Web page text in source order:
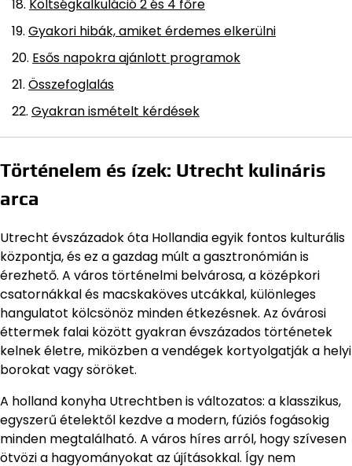
Költségkalkuláció 2 és 4 főre
Gyakori hibák, amiket érdemes elkerülni
Esős napokra ajánlott programok
Összefoglalás
Gyakran ismételt kérdések
Történelem és ízek: Utrecht kulináris
arca
Utrecht évszázadok óta Hollandia egyik fontos kulturális
központja, és ez a gazdag múlt a gasztronómián is
érezhető. A város történelmi belvárosa, a középkori
csatornákkal és macskaköves utcákkal, különleges
hangulatot kölcsönöz minden étkezésnek. Az óvárosi
éttermek falai között gyakran évszázados történetek
kelnek életre, miközben a vendégek kortyolgatják a helyi
borokat vagy söröket.
A holland konyha Utrechtben is változatos: a klasszikus,
egyszerű ételektől kezdve a modern, fúziós fogásokig
minden megtalálható. A város híres arról, hogy szívesen
ötvözi a hagyományokat az újításokkal. Így nem